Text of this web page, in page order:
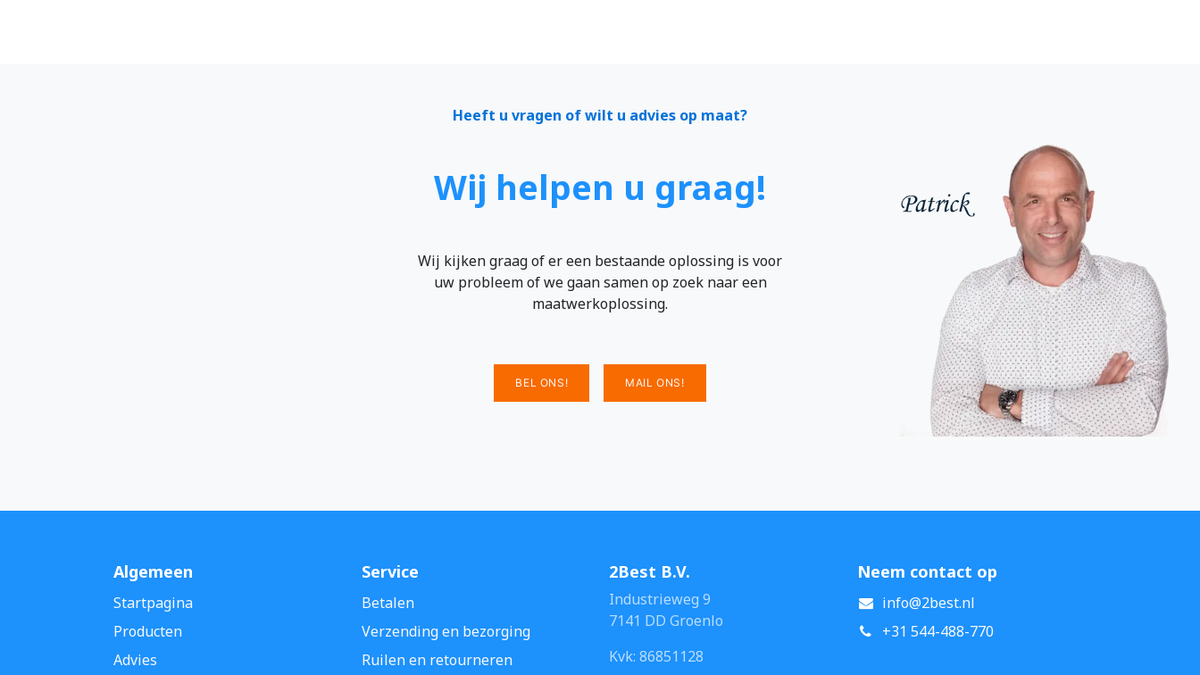
Heeft u vragen of wilt u advies op maat?
Wij helpen u graag!
Wij kijken graag of er een bestaande oplossing is voor
uw probleem of we gaan samen op zoek naar een
maatwerkoplossing.
BEL ONS! MAIL ONS!
Algemeen
Startpagina
Producten
Advies
Neem contact op
info@2best.nl
+31 544-488-770
2Best B.V.
Industrieweg 9
7141 DD Groenlo
Kvk: 86851128
Service
Betalen
Verzending en bezorging
Ruilen en retourneren